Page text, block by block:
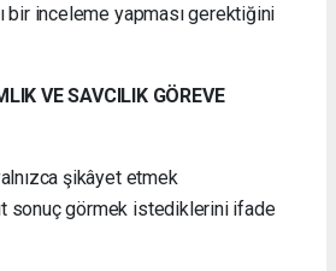
bir inceleme yapması gerektiğini
VE SAVCILIK GÖREVE
şikâyet etmek
sonuç görmek istediklerini ifade